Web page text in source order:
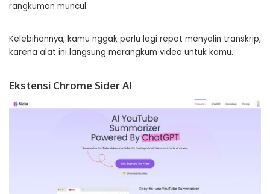
rangkuman muncul.
Kelebihannya, kamu nggak perlu lagi repot menyalin transkrip,
karena alat ini langsung merangkum video untuk kamu.
Ekstensi Chrome Sider AI